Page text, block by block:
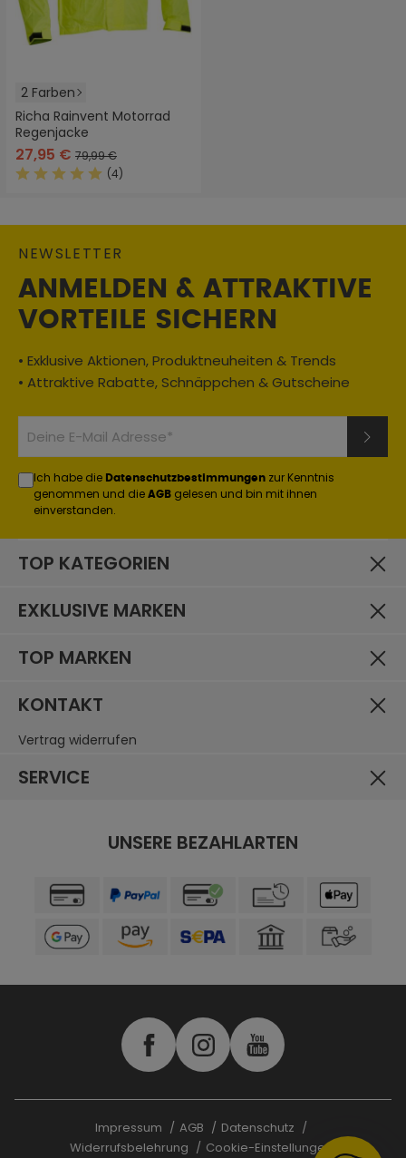
2 Farben
Richa Rainvent Motorrad
Regenjacke
27,95 € 79,99 €
(4)
NEWSLETTER
ANMELDEN & ATTRAKTIVE
VORTEILE SICHERN
• Exklusive Aktionen, Produktneuheiten & Trends
• Attraktive Rabatte, Schnäppchen & Gutscheine
Ich habe die Datenschutzbestimmungen zur Kenntnis
genommen und die AGB gelesen und bin mit ihnen
einverstanden.
TOP KATEGORIEN
EXKLUSIVE MARKEN
TOP MARKEN
KONTAKT
Vertrag widerrufen
SERVICE
UNSERE BEZAHLARTEN
Impressum AGB
Datenschutz
Widerrufsbelehrung
Cookie-Einstellungen